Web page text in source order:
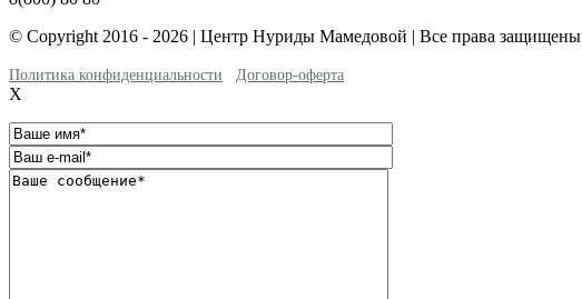
© Copyright 2016 - 2026 | Центр Нуриды Мамедовой | Все права защищены
Политика конфиденциальности Договор-оферта
X